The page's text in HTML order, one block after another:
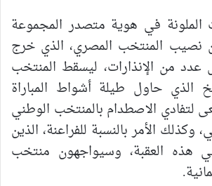
في هوية متصدر المجموعة
نصيب المنتخب المصري، الذي خرج
عدد من الإنذارات، ليسقط المنتخب
الذي حاول طيلة أشواط المباراة
لتفادي الاصطدام بالمنتخب الوطني
وكذلك الأمر بالنسبة للفراعنة، الذين
العقبة، وسيواجهون منتخب